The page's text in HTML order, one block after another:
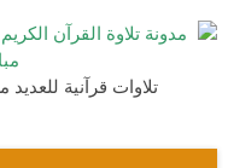
إلى
تلاوات قرآنية